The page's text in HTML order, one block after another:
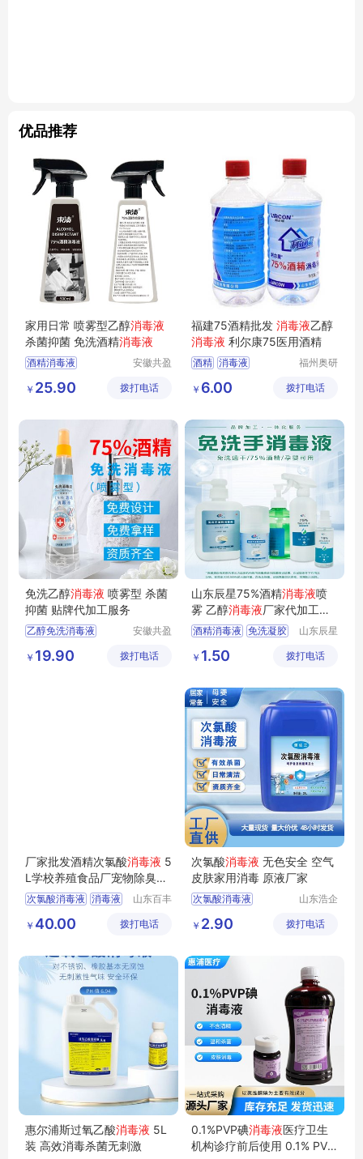
优品推荐
家用日常 喷雾型乙醇消毒液
杀菌抑菌 免洗酒精消毒液
酒精消毒液
家用消毒液
安徽共盈
公司
￥ 25.90 拨打电话
福建75酒精批发 消毒液乙醇
消毒液 利尔康75医用酒精
酒精 消毒液
福州奥研
有限责任
￥ 6.00 拨打电话
免洗乙醇消毒液 喷雾型 杀菌
抑菌 贴牌代加工服务
乙醇免洗消毒液
安徽共盈
公司
￥ 19.90 拨打电话
山东辰星75%酒精消毒液喷
雾 乙醇消毒液厂家代加工贴
牌
酒精消毒液 免洗凝胶
山东辰星
有限公司
￥ 1.50 拨打电话
厂家批发酒精次氯酸消毒液 5
L学校养殖食品厂宠物除臭次
氯酸消毒液
次氯酸消毒液 消毒液
酒精消毒液
山东百丰
技有限公
￥ 40.00 拨打电话
次氯酸消毒液 无色安全 空气
皮肤家用消毒 原液厂家
次氯酸消毒液
空气消毒液
山东浩企
有限公司
￥ 2.90 拨打电话
惠尔浦斯过氧乙酸消毒液 5L
装 高效消毒杀菌无刺激
0.1%PVP碘消毒液医疗卫生
机构诊疗前后使用 0.1% PVP